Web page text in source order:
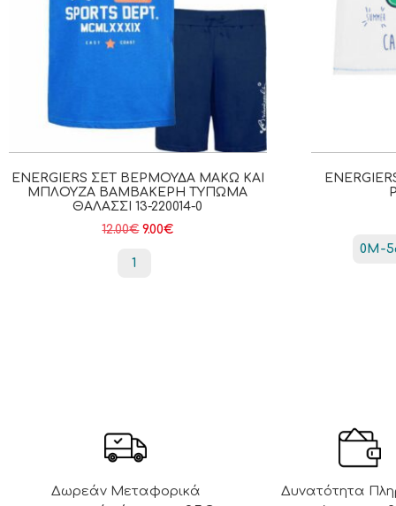
ENERGIERS ΣΕΤ ΒΕΡΜΟΎΔΑ ΜΑΚΏ ΚΑΙ
ΜΠΛΟΎΖΑ ΒΑΜΒΑΚΕΡΉ ΤΎΠΩΜΑ
ΘΑΛΑΣΣΙ 13-220014-0
12.00€ 9.00€
1
0Μ-
Δωρεάν Μεταφορικά Δυνατότητα